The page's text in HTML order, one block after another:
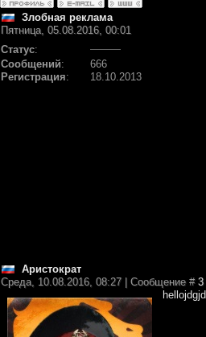
Злобная реклама
Пятница, 05.08.2016, 00:01
Статус:
Сообщений:
666
Регистрация: 18.10.2013
Аристократ
Среда, 10.08.2016, 08:27 | Сообщение # 3
hellojdgjd